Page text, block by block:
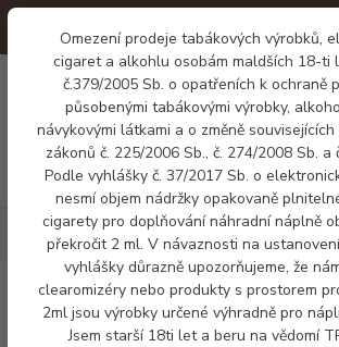
Omezení prodeje tabákových výrobků,
cigaret a alkohlu osobám maldších 18-ti
č.379/2005 Sb. o opatřeních k ochraně
působenými tabákovými výrobky,
návykovými látkami a o změně
zákonů č. 225/2006 Sb., č. 274/2008 Sb. a
Podle vyhlášky č. 37/2017 Sb. o
nesmí objem nádržky opakovaně
cigarety pro doplňování náhradní náplně
překročit 2 ml. V návaznosti na
vyhlášky důrazně upozorňujeme, že
clearomizéry nebo produkty s prostorem
2ml jsou výrobky určené výhradně pro
Jsem starší 18ti let a beru na vědomí
Náplně E-liquid Liqua Berry Mix 10ml
E-liquid Liqua Berry Mix